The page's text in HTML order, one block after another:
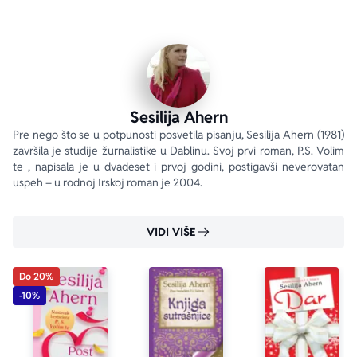
je on suviše dobar da bi bio stvaran. Hoće li joj srce
ponovo biti slomljeno?
„Očaravajuće i puno iznenađenja.“ You
„Predivna, optimistična i sentimentalna priča koja leči
slomljeno srce nadom i razigranošću.“ Publishers Weekly
Sesilija Ahern
Pre nego što se u potpunosti posvetila pisanju, Sesilija Ahern (1981)
završila je studije žurnalistike u Dablinu. Svoj prvi roman, P.S. Volim
te , napisala je u dvadeset i prvoj godini, postigavši neverovatan
uspeh – u rodnoj Irskoj roman je 2004.
VIDI VIŠE
Do 20%
-10%